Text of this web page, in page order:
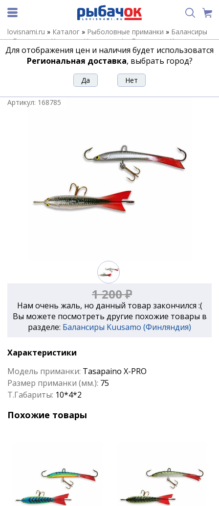
lovisnami.ru » Каталог » Рыболовные приманки » Балансиры
»Балансиры Kuusamo (Финляндия)»Балансиры Kuusamo
Tasapaino X-PRO»Балансир Tasapaino X-PRO 75мм RB/BL/S-
Балансир Tasapaino X-PRO 75мм
Артикул: 168785
1 200 ₽
Нам очень жаль, но данный товар закончился :(
Вы можете посмотреть другие похожие товары в
разделе: Балансиры Kuusamo (Финляндия)
Характеристики
Модель приманки: Tasapaino X-PRO
Размер приманки (мм.): 75
Т.Габариты: 10*4*2
Похожие товары
Для отображения цен и наличия будет использоватся
Региональная доставка, выбрать город?